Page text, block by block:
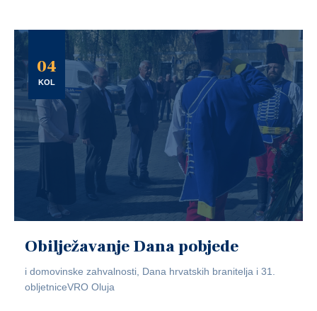
04
KOL
Obilježavanje Dana pobjede
i domovinske zahvalnosti, Dana hrvatskih branitelja i 31.
obljetniceVRO Oluja